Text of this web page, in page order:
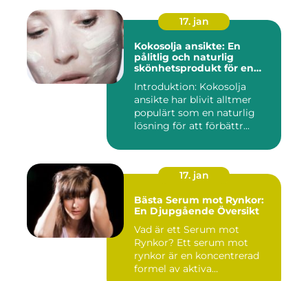
17. jan
Kokosolja ansikte: En
pålitlig och naturlig
skönhetsprodukt för en
Introduktion: Kokosolja
ansikte har blivit alltmer
populärt som en naturlig
lösning för att förbättr...
17. jan
Bästa Serum mot Rynkor:
En Djupgående Översikt
Vad är ett Serum mot
Rynkor? Ett serum mot
rynkor är en koncentrerad
formel av aktiva